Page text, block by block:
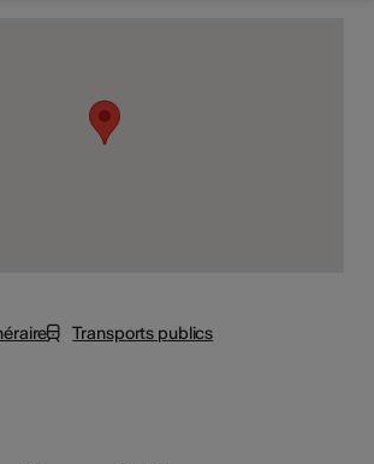
Transports publics